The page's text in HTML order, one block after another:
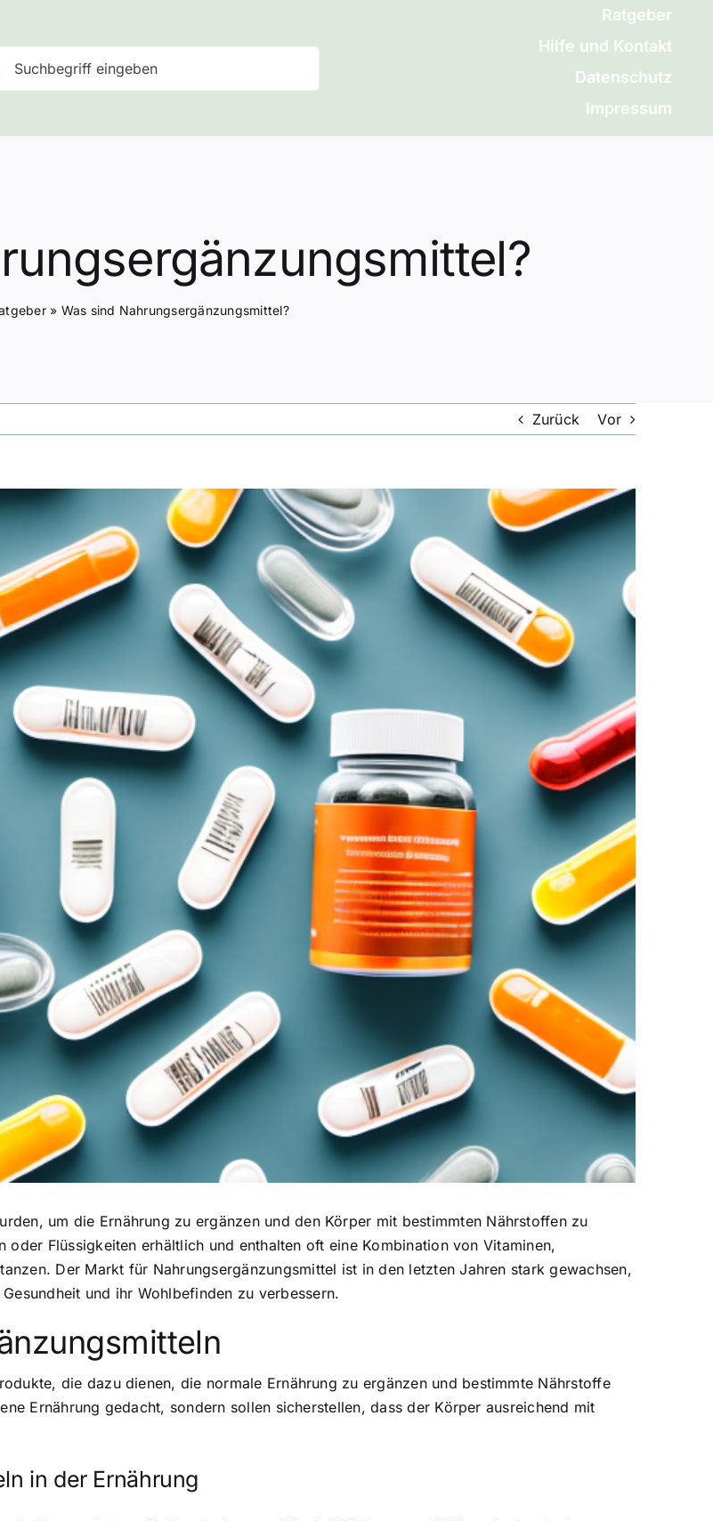
Ratgeber
Hilfe und Kontakt
Datenschutz
Impressum
» Was sind Nahrungsergänzungsmittel?
Zurück Vor
um die Ernährung zu ergänzen und den Körper mit bestimmten Nährstoffen zu
Flüssigkeiten erhältlich und enthalten oft eine Kombination von Vitaminen,
Der Markt für Nahrungsergänzungsmittel ist in den letzten Jahren stark gewachsen,
und ihr Wohlbefinden zu verbessern.
die dazu dienen, die normale Ernährung zu ergänzen und bestimmte Nährstoffe
Ernährung gedacht, sondern sollen sicherstellen, dass der Körper ausreichend mit
in der Ernährung